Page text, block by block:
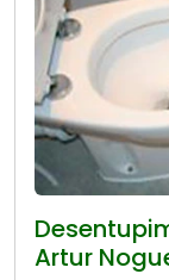
Artur